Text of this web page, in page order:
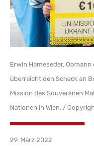
Erwin Hameseder, Obmann
überreicht den Scheck an
Mission des Souveränen
Nationen in Wien. /
29. März 2022